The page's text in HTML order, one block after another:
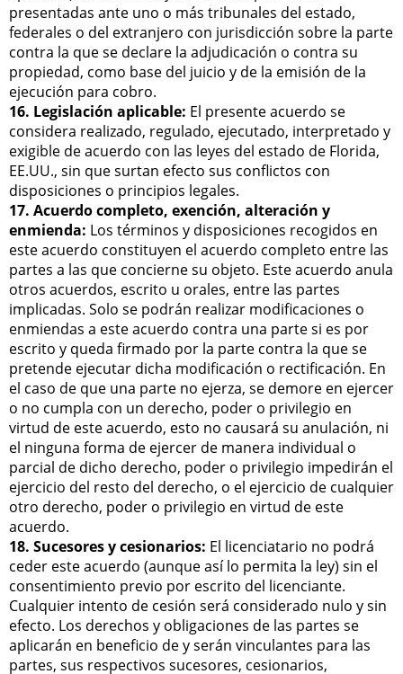
presentadas ante uno o más tribunales del estado,
federales o del extranjero con jurisdicción sobre la parte
contra la que se declare la adjudicación o contra su
propiedad, como base del juicio y de la emisión de la
ejecución para cobro.
16. Legislación aplicable: El presente acuerdo se
considera realizado, regulado, ejecutado, interpretado y
exigible de acuerdo con las leyes del estado de Florida,
EE.UU., sin que surtan efecto sus conflictos con
disposiciones o principios legales.
17. Acuerdo completo, exención, alteración y
enmienda: Los términos y disposiciones recogidos en
este acuerdo constituyen el acuerdo completo entre las
partes a las que concierne su objeto. Este acuerdo anula
otros acuerdos, escrito u orales, entre las partes
implicadas. Solo se podrán realizar modificaciones o
enmiendas a este acuerdo contra una parte si es por
escrito y queda firmado por la parte contra la que se
pretende ejecutar dicha modificación o rectificación. En
el caso de que una parte no ejerza, se demore en ejercer
o no cumpla con un derecho, poder o privilegio en
virtud de este acuerdo, esto no causará su anulación, ni
el ninguna forma de ejercer de manera individual o
parcial de dicho derecho, poder o privilegio impedirán el
ejercicio del resto del derecho, o el ejercicio de cualquier
otro derecho, poder o privilegio en virtud de este
acuerdo.
18. Sucesores y cesionarios: El licenciatario no podrá
ceder este acuerdo (aunque así lo permita la ley) sin el
consentimiento previo por escrito del licenciante.
Cualquier intento de cesión será considerado nulo y sin
efecto. Los derechos y obligaciones de las partes se
aplicarán en beneficio de y serán vinculantes para las
partes, sus respectivos sucesores, cesionarios,